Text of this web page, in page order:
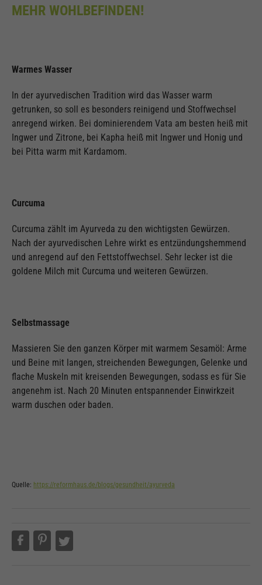
MEHR WOHLBEFINDEN!
Warmes Wasser
In der ayurvedischen Tradition wird das Wasser warm
getrunken, so soll es besonders reinigend und Stoffwechsel
anregend wirken. Bei dominierendem Vata am besten heiß mit
Ingwer und Zitrone, bei Kapha heiß mit Ingwer und Honig und
bei Pitta warm mit Kardamom.
Curcuma
Curcuma zählt im Ayurveda zu den wichtigsten Gewürzen.
Nach der ayurvedischen Lehre wirkt es entzündungshemmend
und anregend auf den Fettstoffwechsel. Sehr lecker ist die
goldene Milch mit Curcuma und weiteren Gewürzen.
Selbstmassage
Massieren Sie den ganzen Körper mit warmem Sesamöl: Arme
und Beine mit langen, streichenden Bewegungen, Gelenke und
flache Muskeln mit kreisenden Bewegungen, sodass es für Sie
angenehm ist. Nach 20 Minuten entspannender Einwirkzeit
warm duschen oder baden.
Quelle: https://reformhaus.de/blogs/gesundheit/ayurveda